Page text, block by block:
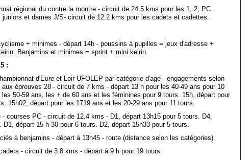
régional du contre la montre - circuit de 24.5 kms pour les 1, 2, PC.
et dames J/S- circuit de 12.2 kms pour les cadets et cadettes.
+ minimes - départ 14h - poussins à pupilles = jeux d'adresse +
Benjamins et minimes = sprint + mini keirin.
:
d'Eure et Loir UFOLEP par catégorie d'age - engagements selon
épreuves 28 - circuit de 7 kms - départ 13 h pour les 40-49 ans pour 10
50-59 ans, les + de 60 ans et les féminines pour 9 tours. 15h, départ pour
15h02, départ pour les 1719 ans et les 20-29 ans pour 11 tours.
- courses PC - circuit de 12.4 kms - D1, départ 13h15 pour 5 tours. D4,
D1, départ 15 h 30 pour 6 tours. D2, départ 15h33 pour 5 tours.
à benjamins - départ à 13h45 - route (distance selon les catégories).
- circuit de 3.8 kms - départ à 9 h pour 19 tours.